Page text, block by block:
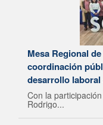
Mesa Regional
coordinación
desarrollo
Con la
Rodrigo...